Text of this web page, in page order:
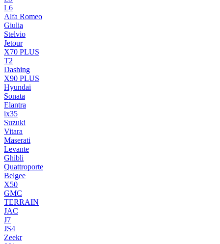
L6
Alfa Romeo
Giulia
Stelvio
Jetour
X70 PLUS
T2
Dashing
X90 PLUS
Hyundai
Sonata
Elantra
ix35
Suzuki
Vitara
Maserati
Levante
Ghibli
Quattroporte
Belgee
X50
GMC
TERRAIN
JAC
J7
JS4
Zeekr